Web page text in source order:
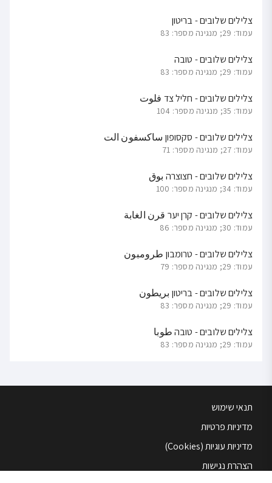
צלילים שלובים - בריטון
עמוד: 29; מנגינה מספר: 83
צלילים שלובים - טובה
עמוד: 29; מנגינה מספר: 83
צלילים שלובים - חליל צד فلوت
עמוד: 35; מנגינה מספר: 104
צלילים שלובים - סקסופון ساكسفون الت
עמוד: 27; מנגינה מספר: 71
צלילים שלובים - חצוצרה بوق
עמוד: 34; מנגינה מספר: 100
צלילים שלובים - קרן יער قرن الغابة
עמוד: 30; מנגינה מספר: 86
צלילים שלובים - טרומבון طرومبون
עמוד: 29; מנגינה מספר: 79
צלילים שלובים - בריטון بريطون
עמוד: 29; מנגינה מספר: 83
צלילים שלובים - טובה طوبا
עמוד: 29; מנגינה מספר: 83
תנאי שימוש
מדיניות פרטיות
מדיניות עוגיות (Cookies)
הצהרת נגישות